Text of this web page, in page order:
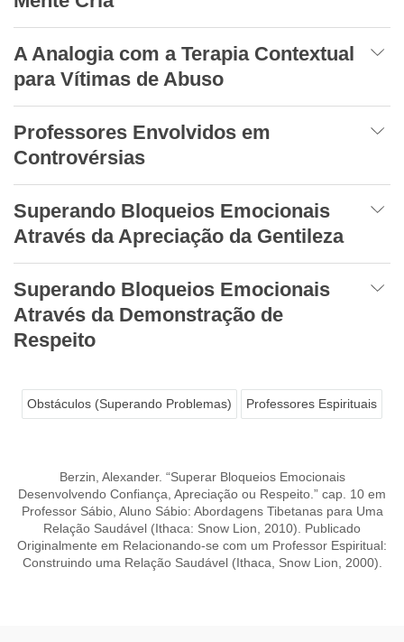
A Analogia com a Terapia Contextual
para Vítimas de Abuso
Professores Envolvidos em
Controvérsias
Superando Bloqueios Emocionais
Através da Apreciação da Gentileza
Superando Bloqueios Emocionais
Através da Demonstração de
Respeito
Obstáculos (Superando Problemas) Professores Espirituais
Berzin, Alexander. “Superar Bloqueios Emocionais
Desenvolvendo Confiança, Apreciação ou Respeito.” cap. 10 em
Professor Sábio, Aluno Sábio: Abordagens Tibetanas para Uma
Relação Saudável (Ithaca: Snow Lion, 2010). Publicado
Originalmente em Relacionando-se com um Professor Espiritual:
Construindo uma Relação Saudável (Ithaca, Snow Lion, 2000).